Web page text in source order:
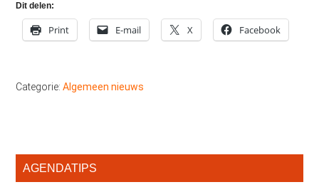
Dit delen:
Print E-mail X Facebook
Categorie:Algemeen nieuws
Primaire
AGENDATIPS